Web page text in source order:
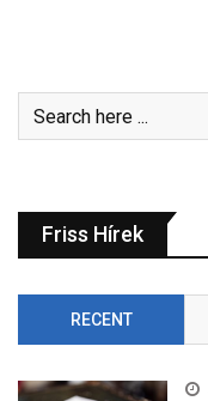
Friss Hírek
RECENT